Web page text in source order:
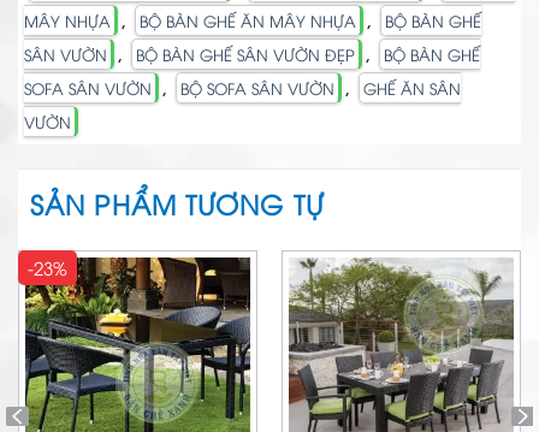
MÂY NHỰA
, BỘ BÀN GHẾ ĂN MÂY NHỰA ,
BỘ BÀN GHẾ
SÂN VƯỜN
, BỘ BÀN GHẾ SÂN VƯỜN ĐẸP ,
BỘ BÀN GHẾ
SOFA SÂN VƯỜN
, BỘ SOFA SÂN VƯỜN ,
GHẾ ĂN SÂN
VƯỜN
SẢN PHẨM TƯƠNG TỰ
-23%